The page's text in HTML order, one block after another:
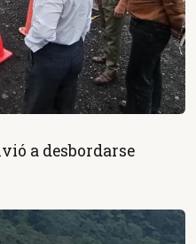
a desbordarse